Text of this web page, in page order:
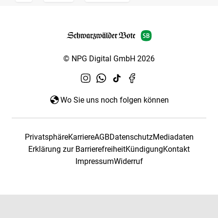
© NPG Digital GmbH 2026
Wo Sie uns noch folgen können
PrivatsphäreKarriereAGBDatenschutzMediadaten
Erklärung zur BarrierefreiheitKündigungKontakt
ImpressumWiderruf